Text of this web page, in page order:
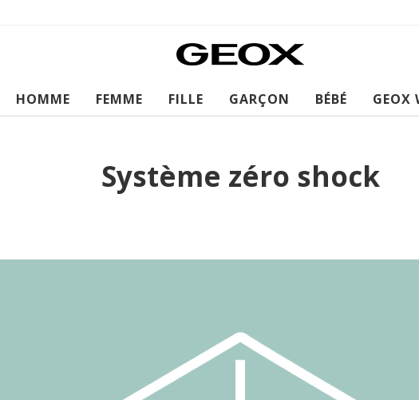
HOMME FEMME FILLE GARÇON BÉBÉ GEOX
Système zéro shock